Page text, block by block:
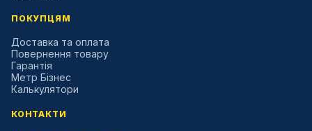
ПОКУПЦЯМ
Доставка та оплата
Повернення товару
Гарантія
Метр Бізнес
Калькулятори
КОНТАКТИ